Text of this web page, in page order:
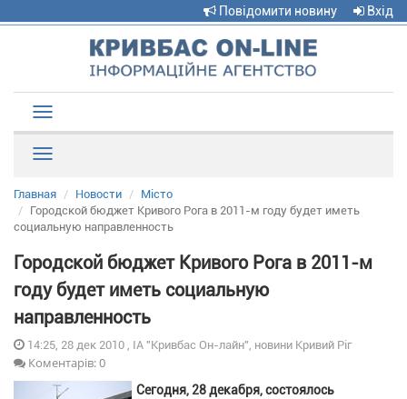
Повідомити новину Вхід
navigation
Главная Новости
Місто
Городской бюджет Кривого Рога в 2011-м году будет иметь
социальную направленность
Городской бюджет Кривого Рога в 2011-м
году будет иметь социальную
направленность
14:25, 28 дек 2010 , ІА "Кривбас Он-лайн", новини Кривий Ріг
Коментарів: 0
Сегодня, 28 декабря, состоялось